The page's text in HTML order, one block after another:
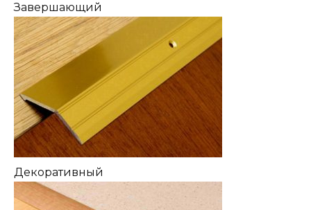
Завершающий
Декоративный